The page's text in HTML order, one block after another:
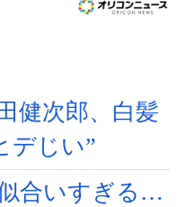
健次郎、白髪
デじい”
合いすぎる…